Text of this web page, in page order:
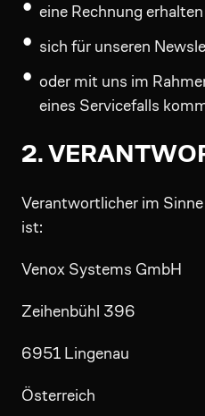
eine Rechnung
sich für unseren
oder mit uns im
eines Servicefalls
2.
Verantwortlicher im
ist:
Venox Systems GmbH
Zeihenbühl 396
6951 Lingenau
Österreich